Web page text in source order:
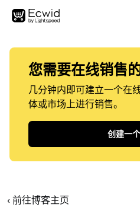
您需要在线销售
几分钟内即可建立一个在
体或市场上进行销售。
创建一
‹ 前往博客主页